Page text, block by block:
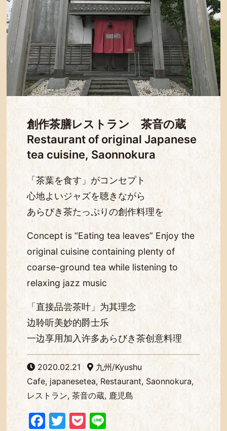
創作茶膳レストラン 茶音の蔵
Restaurant of original Japanese
tea cuisine, Saonnokura
「茶葉を食す」がコンセプト
心地よいジャズを聴きながら
あらびき茶たっぷりの創作料理を
Concept is “Eating tea leaves” Enjoy the
original cuisine containing plenty of
coarse-ground tea while listening to
relaxing jazz music
「直接品尝茶叶」为其理念
边聆听美妙的爵士乐
一边享用加入许多あらびき茶创意料理
2020.02.21
九州/Kyushu
Cafe, japanesetea, Restaurant, Saonnokura,
レストラン, 茶音の蔵, 鹿児島
Facebook
Twitter
Pocket
Line